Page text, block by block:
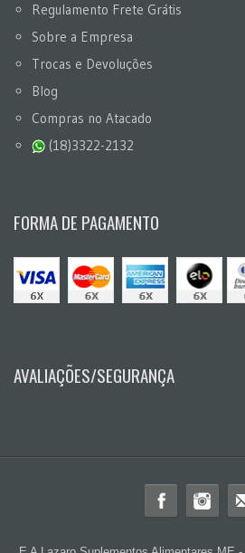
Regulamento Frete Grátis
Sobre a Empresa
Trocas e Devoluções
Blog
Compras no Atacado
(18)3322-2132
FORMA DE PAGAMENTO
AVALIAÇÕES/SEGURANÇA